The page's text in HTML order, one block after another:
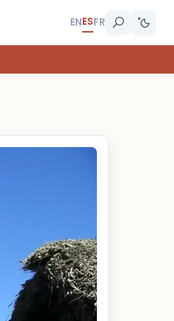
ENESFR